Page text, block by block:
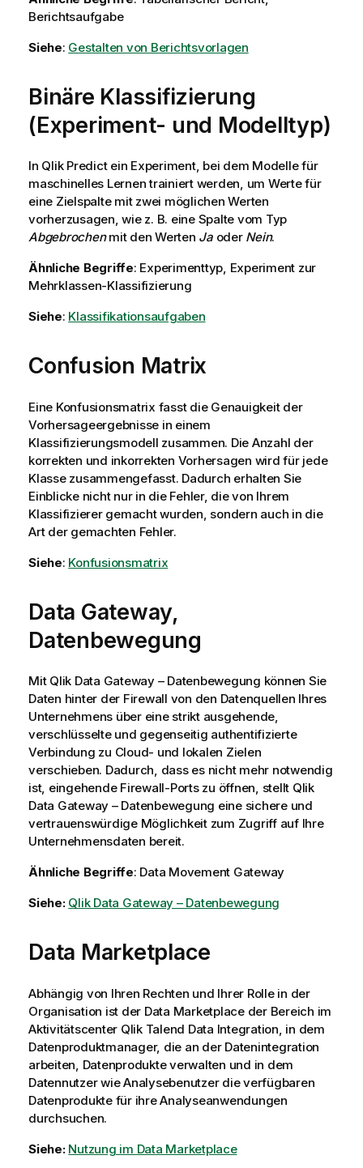
Berichtsaufgabe
Siehe: Gestalten von Berichtsvorlagen
Binäre Klassifizierung
(Experiment- und Modelltyp)
In Qlik Predictein Experiment, bei dem Modelle für
maschinelles Lernen trainiert werden, um Werte für
eine Zielspalte mit zwei möglichen Werten
vorherzusagen, wie z. B. eine Spalte vom Typ
Abgebrochenmit den Werten Jaoder Nein.
Ähnliche Begriffe: Experimenttyp, Experiment zur
Mehrklassen-Klassifizierung
Siehe: Klassifikationsaufgaben
Confusion Matrix
Eine Konfusionsmatrix fasst die Genauigkeit der
Vorhersageergebnisse in einem
Klassifizierungsmodell zusammen. Die Anzahl der
korrekten und inkorrekten Vorhersagen wird für jede
Klasse zusammengefasst. Dadurch erhalten Sie
Einblicke nicht nur in die Fehler, die von Ihrem
Klassifizierer gemacht wurden, sondern auch in die
Art der gemachten Fehler.
Siehe: Konfusionsmatrix
Data Gateway,
Datenbewegung
Mit Qlik Data Gateway – Datenbewegung können Sie
Daten hinter der Firewall von den Datenquellen Ihres
Unternehmens über eine strikt ausgehende,
verschlüsselte und gegenseitig authentifizierte
Verbindung zu Cloud- und lokalen Zielen
verschieben. Dadurch, dass es nicht mehr notwendig
ist, eingehende Firewall-Ports zu öffnen, stellt Qlik
Data Gateway – Datenbewegung eine sichere und
vertrauenswürdige Möglichkeit zum Zugriff auf Ihre
Unternehmensdaten bereit.
Ähnliche Begriffe: Data Movement Gateway
Siehe: Qlik Data Gateway – Datenbewegung
Data Marketplace
Abhängig von Ihren Rechten und Ihrer Rolle in der
Organisation ist der Data Marketplace der Bereich im
Aktivitätscenter Qlik Talend Data Integration , in dem
Datenproduktmanager, die an der Datenintegration
arbeiten, Datenprodukte verwalten und in dem
Datennutzer wie Analysebenutzer die verfügbaren
Datenprodukte für ihre Analyseanwendungen
durchsuchen.
Siehe: Nutzung im Data Marketplace